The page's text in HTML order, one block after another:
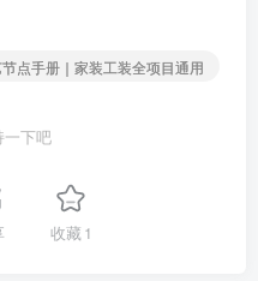
点手册｜家装工装全项目通用
一下吧
收藏1